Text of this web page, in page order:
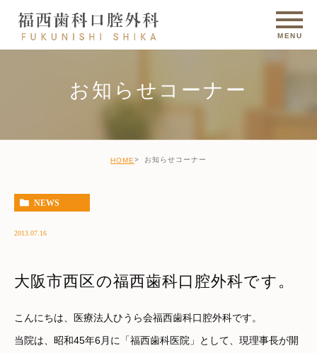
お知らせコーナー
HOME お知らせコーナー
NEWS
2013.07.16
大阪市西区の福西歯科口腔外科です。
こんにちは、医療法人ひうら会福西歯科口腔外科です。
当院は、昭和45年6月に「福西歯科医院」として、現理事長が開